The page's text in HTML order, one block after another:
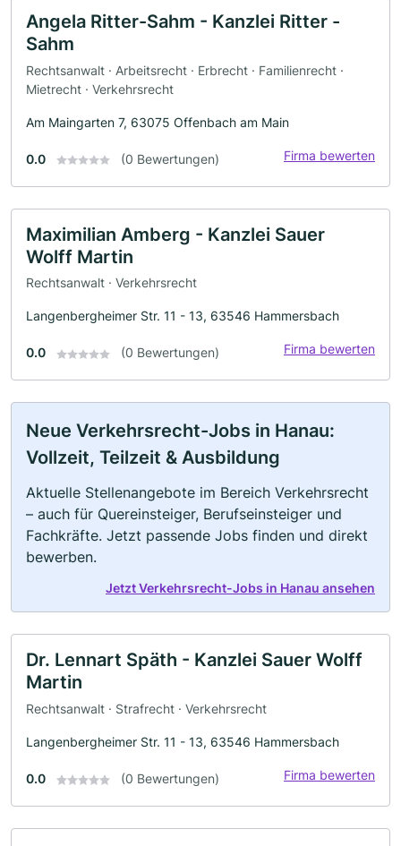
Angela Ritter-Sahm - Kanzlei Ritter -
Sahm
Rechtsanwalt · Arbeitsrecht · Erbrecht · Familienrecht ·
Mietrecht · Verkehrsrecht
Am Maingarten 7, 63075 Offenbach am Main
0.0 (0 Bewertungen) Firma bewerten
Maximilian Amberg - Kanzlei Sauer
Wolff Martin
Rechtsanwalt · Verkehrsrecht
Langenbergheimer Str. 11 - 13, 63546 Hammersbach
0.0 (0 Bewertungen) Firma bewerten
Neue Verkehrsrecht-Jobs in Hanau:
Vollzeit, Teilzeit & Ausbildung
Aktuelle Stellenangebote im Bereich Verkehrsrecht
– auch für Quereinsteiger, Berufseinsteiger und
Fachkräfte. Jetzt passende Jobs finden und direkt
bewerben.
Jetzt Verkehrsrecht-Jobs in Hanau ansehen
Dr. Lennart Späth - Kanzlei Sauer Wolff
Martin
Rechtsanwalt · Strafrecht · Verkehrsrecht
Langenbergheimer Str. 11 - 13, 63546 Hammersbach
0.0 (0 Bewertungen) Firma bewerten